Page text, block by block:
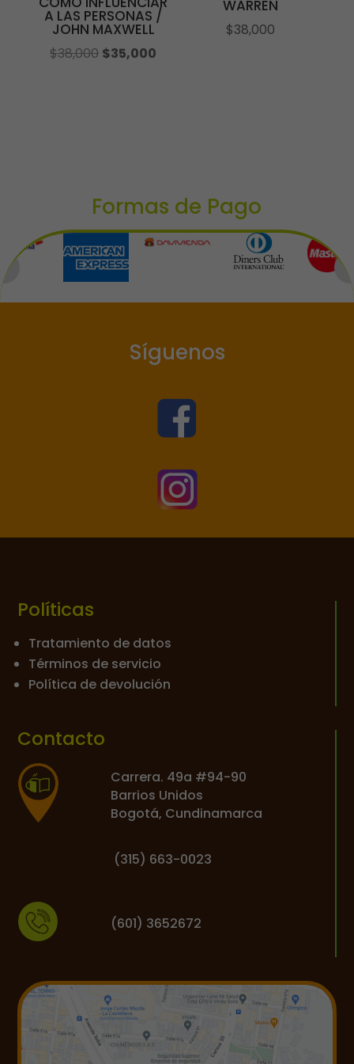
A LAS PERSONAS /
JOHN MAXWELL
$38,000 El
$35,000
WARREN
$38,000
Formas de Pago
Síguenos


Políticas
Tratamiento de datos
Términos de servicio
Política de devolución
Contacto
Carrera. 49a #94-90
Barrios Unidos
Bogotá, Cundinamarca
(315) 663-0023
(601) 3652672